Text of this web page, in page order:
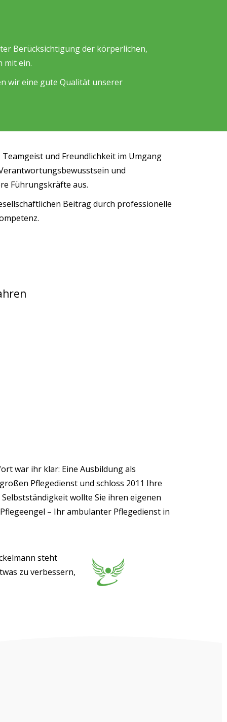
Berücksichtigung der körperlichen,
mit ein.
wir eine gute Qualität unserer
und Freundlichkeit im Umgang
und
Führungskräfte aus.
Beitrag durch professionelle
war ihr klar: Eine Ausbildung als
Pflegedienst und schloss 2011 Ihre
wollte Sie ihren eigenen
– Ihr ambulanter Pflegedienst in
steht
zu verbessern,